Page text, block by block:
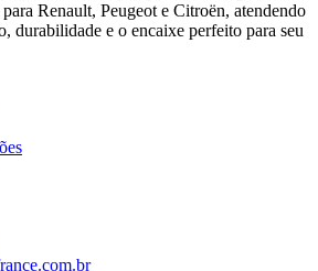
Renault, Peugeot e Citroën, atendendo
durabilidade e o encaixe perfeito para seu